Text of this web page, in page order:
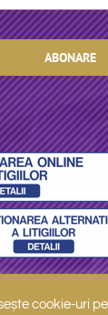
ABONARE
cookie-uri